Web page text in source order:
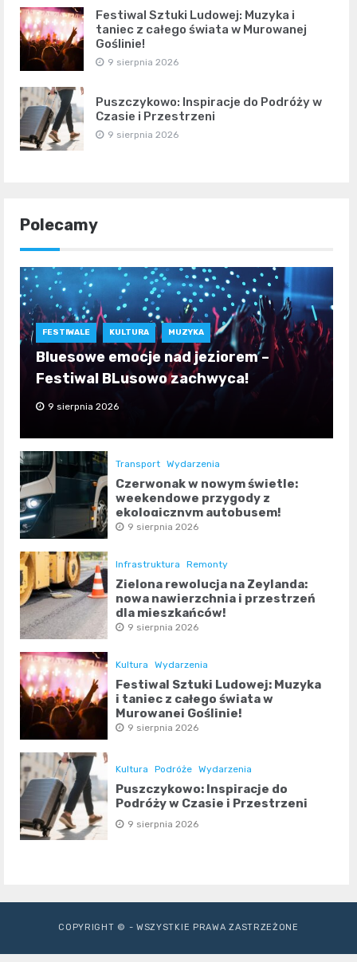
Festiwal Sztuki Ludowej: Muzyka i
taniec z całego świata w Murowanej
Goślinie!
9 sierpnia 2026
Puszczykowo: Inspiracje do Podróży w
Czasie i Przestrzeni
9 sierpnia 2026
Polecamy
FESTIWALE KULTURA MUZYKA
Bluesowe emocje nad jeziorem –
Festiwal BLusowo zachwyca!
9 sierpnia 2026
Transport Wydarzenia
Czerwonak w nowym świetle:
weekendowe przygody z
ekologicznym autobusem!
9 sierpnia 2026
Infrastruktura Remonty
Zielona rewolucja na Zeylanda:
nowa nawierzchnia i przestrzeń
dla mieszkańców!
9 sierpnia 2026
Kultura Wydarzenia
Festiwal Sztuki Ludowej: Muzyka
i taniec z całego świata w
Murowanej Goślinie!
9 sierpnia 2026
Kultura Podróże Wydarzenia
Puszczykowo: Inspiracje do
Podróży w Czasie i Przestrzeni
9 sierpnia 2026
COPYRIGHT © - WSZYSTKIE PRAWA ZASTRZEŻONE